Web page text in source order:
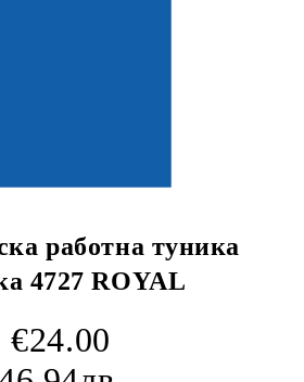
работна туника
4727 ROYAL
€24.00